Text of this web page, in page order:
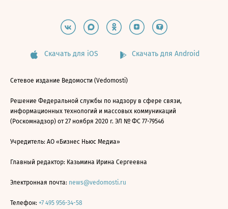
Скачать для iOS Скачать для Android
Сетевое издание Ведомости (Vedomosti)
Решение Федеральной службы по надзору в сфере связи,
информационных технологий и массовых коммуникаций
(Роскомнадзор) от 27 ноября 2020 г. ЭЛ № ФС 77-79546
Учредитель: АО «Бизнес Ньюс Медиа»
Главный редактор: Казьмина Ирина Сергеевна
Электронная почта: news@vedomosti.ru
Телефон: +7 495 956-34-58